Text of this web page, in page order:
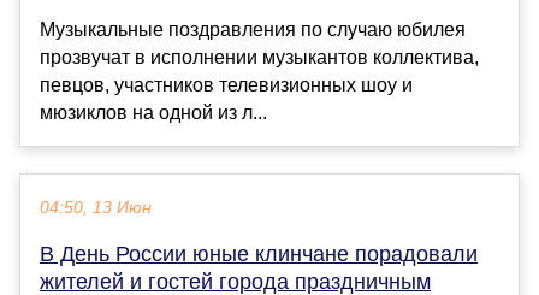
Музыкальные поздравления по случаю юбилея
прозвучат в исполнении музыкантов коллектива,
певцов, участников телевизионных шоу и
мюзиклов на одной из л...
04:50, 13 Июн
В День России юные клинчане порадовали
жителей и гостей города праздничным